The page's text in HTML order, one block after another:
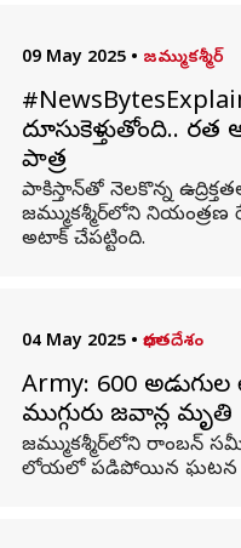
09 May 2025 • జమ్ముకశ్మీర్
దూసుకెళ్తుతోంది..
పాత్ర
పాకిస్తాన్‌తో నెలకొన్న
జమ్ముకశ్మీర్‌లోని
అటాక్ చేపట్టింది.
04 May 2025 • భారతదేశం
Army: 600
ముగ్గురు జవాన్ల మృతి
జమ్ముకశ్మీర్‌లోని రాంబన్‌
లోయలో పడిపోయిన ఘటన